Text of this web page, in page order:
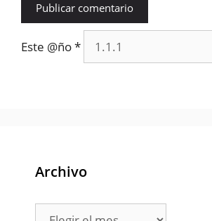
Este @ño*
Archivo
Archivo